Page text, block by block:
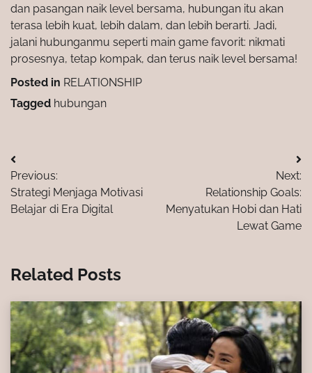
dan pasangan naik level bersama, hubungan itu akan
terasa lebih kuat, lebih dalam, dan lebih berarti. Jadi,
jalani hubunganmu seperti main game favorit: nikmati
prosesnya, tetap kompak, dan terus naik level bersama!
Posted in RELATIONSHIP
Tagged hubungan
Post
navigation
Previous:
Strategi Menjaga Motivasi
Belajar di Era Digital
Next:
Relationship Goals:
Menyatukan Hobi dan Hati
Lewat Game
Related Posts